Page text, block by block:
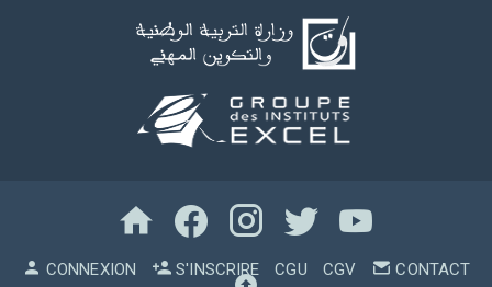
CONNEXION S'INSCRIRE CGU CGV CONTACT